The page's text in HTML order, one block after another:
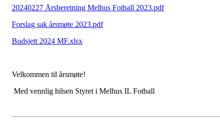
20240227 Årsberetning Melhus Fotball 2023.pdf
Forslag sak årsmøte 2023.pdf
Budsjett 2024 MF.xlsx
Velkommen til årsmøte!
Med vennlig hilsen Styret i Melhus IL Fotball